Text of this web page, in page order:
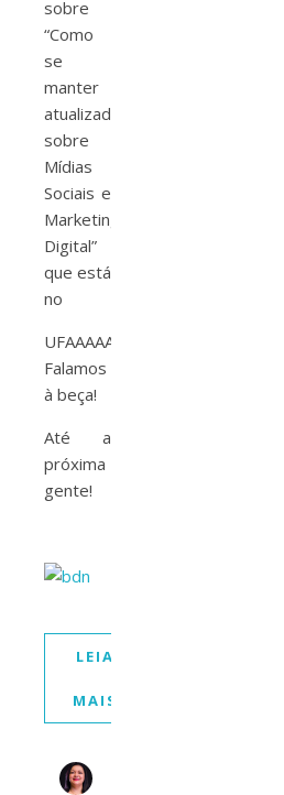
sobre
“Como
se
manter
atualizado
sobre
Mídias
Sociais e
Marketing
Digital”
que está
no
UFAAAAAA!
Falamos
à beça!
Até a
próxima
gente!
LEIA
MAIS